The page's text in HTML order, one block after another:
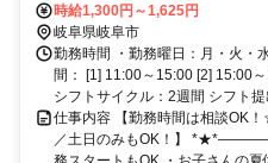
本線 岐阜中央南口徒歩約30分、
30分 21号沿い/「岐阜南警察署」
時給1,300円～1,625円
岐阜県岐阜市
勤務時間 ・勤務曜日：月・火・
間： [1] 11:00～15:00 [2] 15:00
シフトサイクル：2週間 シフト提
仕事内容 【勤務時間は相談OK
／土日のみもOK！】